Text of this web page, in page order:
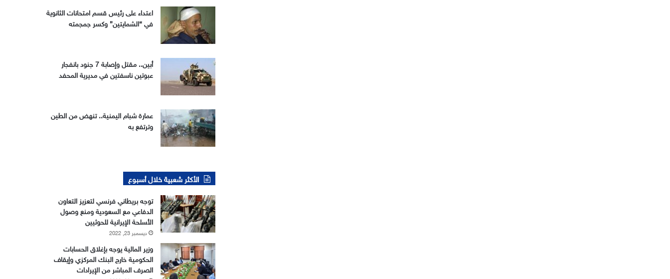
اعتداء على رئيس قسم امتحانات الثانوية
في “الشمايتين” وكسر جمجمته
أبين.. مقتل وإصابة 7 جنود بانفجار
عبوتين ناسفتين في مديرية المحفد
عمارة شبام اليمنية.. تنهض من الطين
وترتفع به
الأكثر شعبية خلال أسبوع
توجه بريطاني فرنسي لتعزيز التعاون
الدفاعي مع السعودية ومنع وصول
الأسلحة الإيرانية للحوثيين
ديسمبر 23, 2022
وزير المالية يوجه بإغلاق الحسابات
الحكومية خارج البنك المركزي وإيقاف
الصرف المباشر من الإيرادات